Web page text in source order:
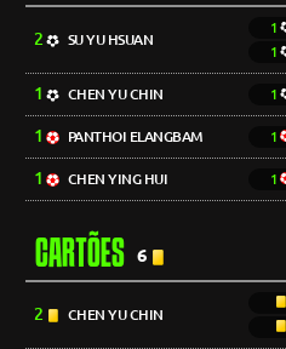
2 SU YU HSUAN
1
1
1 CHEN YU CHIN 1
1 PANTHOI ELANGBAM 1
1 CHEN YING HUI 1
CARTÕES 6
2 CHEN YU CHIN